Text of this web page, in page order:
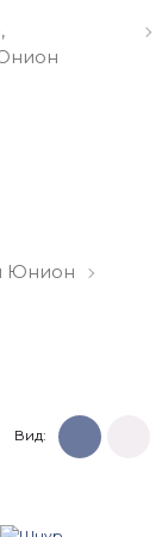
Юнион
Вид: